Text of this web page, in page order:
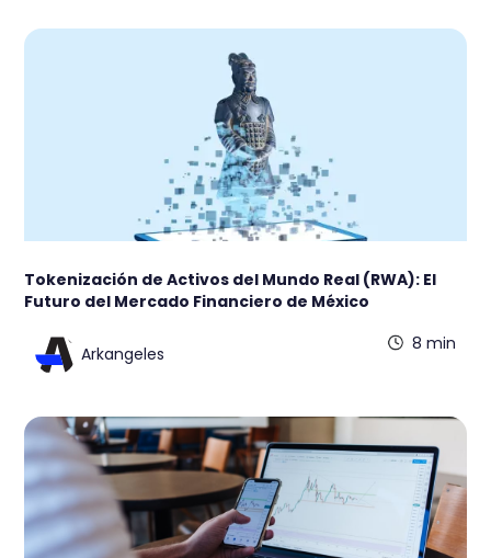
Tokenización de Activos del Mundo Real (RWA): El
Futuro del Mercado Financiero de México
Arkangeles
8 min